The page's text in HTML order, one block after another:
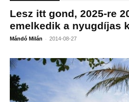
Lesz itt gond, 2025-re
emelkedik a nyugdíjas
Mándó Milán - 2014-08-27